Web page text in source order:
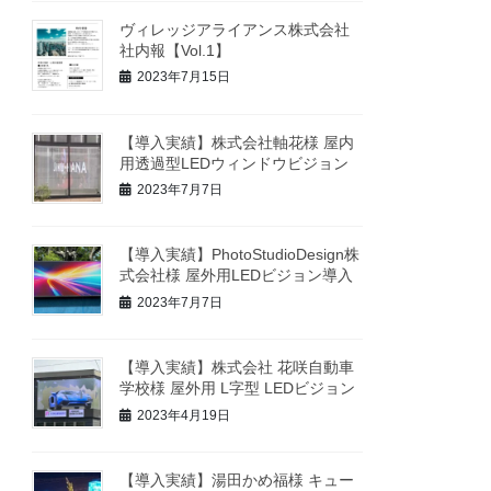
ヴィレッジアライアンス株式会社
社内報【Vol.1】
2023年7月15日
【導入実績】株式会社軸花様 屋内
用透過型LEDウィンドウビジョン
2023年7月7日
【導入実績】PhotoStudioDesign株
式会社様 屋外用LEDビジョン導入
2023年7月7日
【導入実績】株式会社 花咲自動車
学校様 屋外用 L字型 LEDビジョン
2023年4月19日
【導入実績】湯田かめ福様 キュー